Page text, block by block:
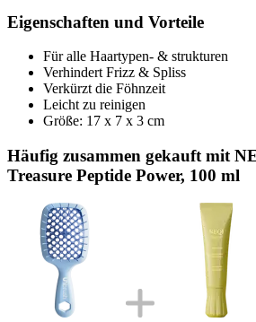
Eigenschaften und Vorteile
Für alle Haartypen- & strukturen
Verhindert Frizz & Spliss
Verkürzt die Föhnzeit
Leicht zu reinigen
Größe: 17 x 7 x 3 cm
Häufig zusammen gekauft mit
Treasure Peptide Power, 100 ml